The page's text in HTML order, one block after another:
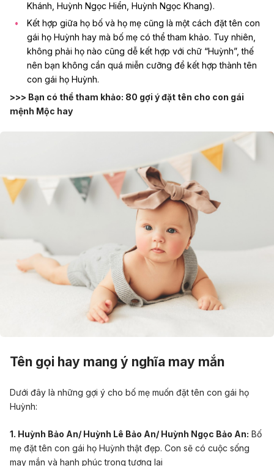
Khánh, Huỳnh Ngọc Hiển, Huỳnh Ngọc Khang).
Kết hợp giữa họ bố và họ mẹ cũng là một cách đặt tên con
gái họ Huỳnh hay mà bố mẹ có thể tham khảo. Tuy nhiên,
không phải họ nào cũng dễ kết hợp với chữ “Huỳnh”, thế
nên bạn không cần quá miễn cưỡng để kết hợp thành tên
con gái họ Huỳnh.
>>> Bạn có thể tham khảo: 80 gợi ý đặt tên cho con gái
mệnh Mộc hay
Tên gọi hay mang ý nghĩa may mắn
Dưới đây là những gợi ý cho bố mẹ muốn đặt tên con gái họ
Huỳnh:
1. Huỳnh Bảo An/ Huỳnh Lê Bảo An/ Huỳnh Ngọc Bảo An: Bố
mẹ đặt tên con gái họ Huỳnh thật đẹp. Con sẽ có cuộc sống
may mắn và hạnh phúc trong tương lai